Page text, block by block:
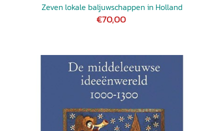
Zeven lokale baljuwschappen in Holland
€70,00